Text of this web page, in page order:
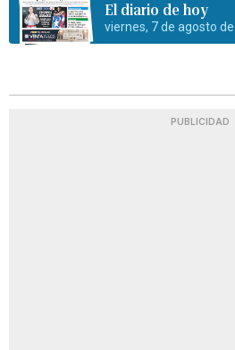
El diario de hoy
viernes, 7 de agosto
PUBLICIDAD